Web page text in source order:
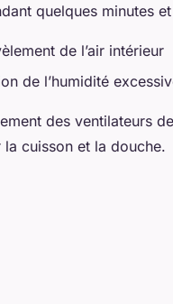
quelques minutes
de l’air intérieur
de l’humidité
des ventilateurs
cuisson et la douche.